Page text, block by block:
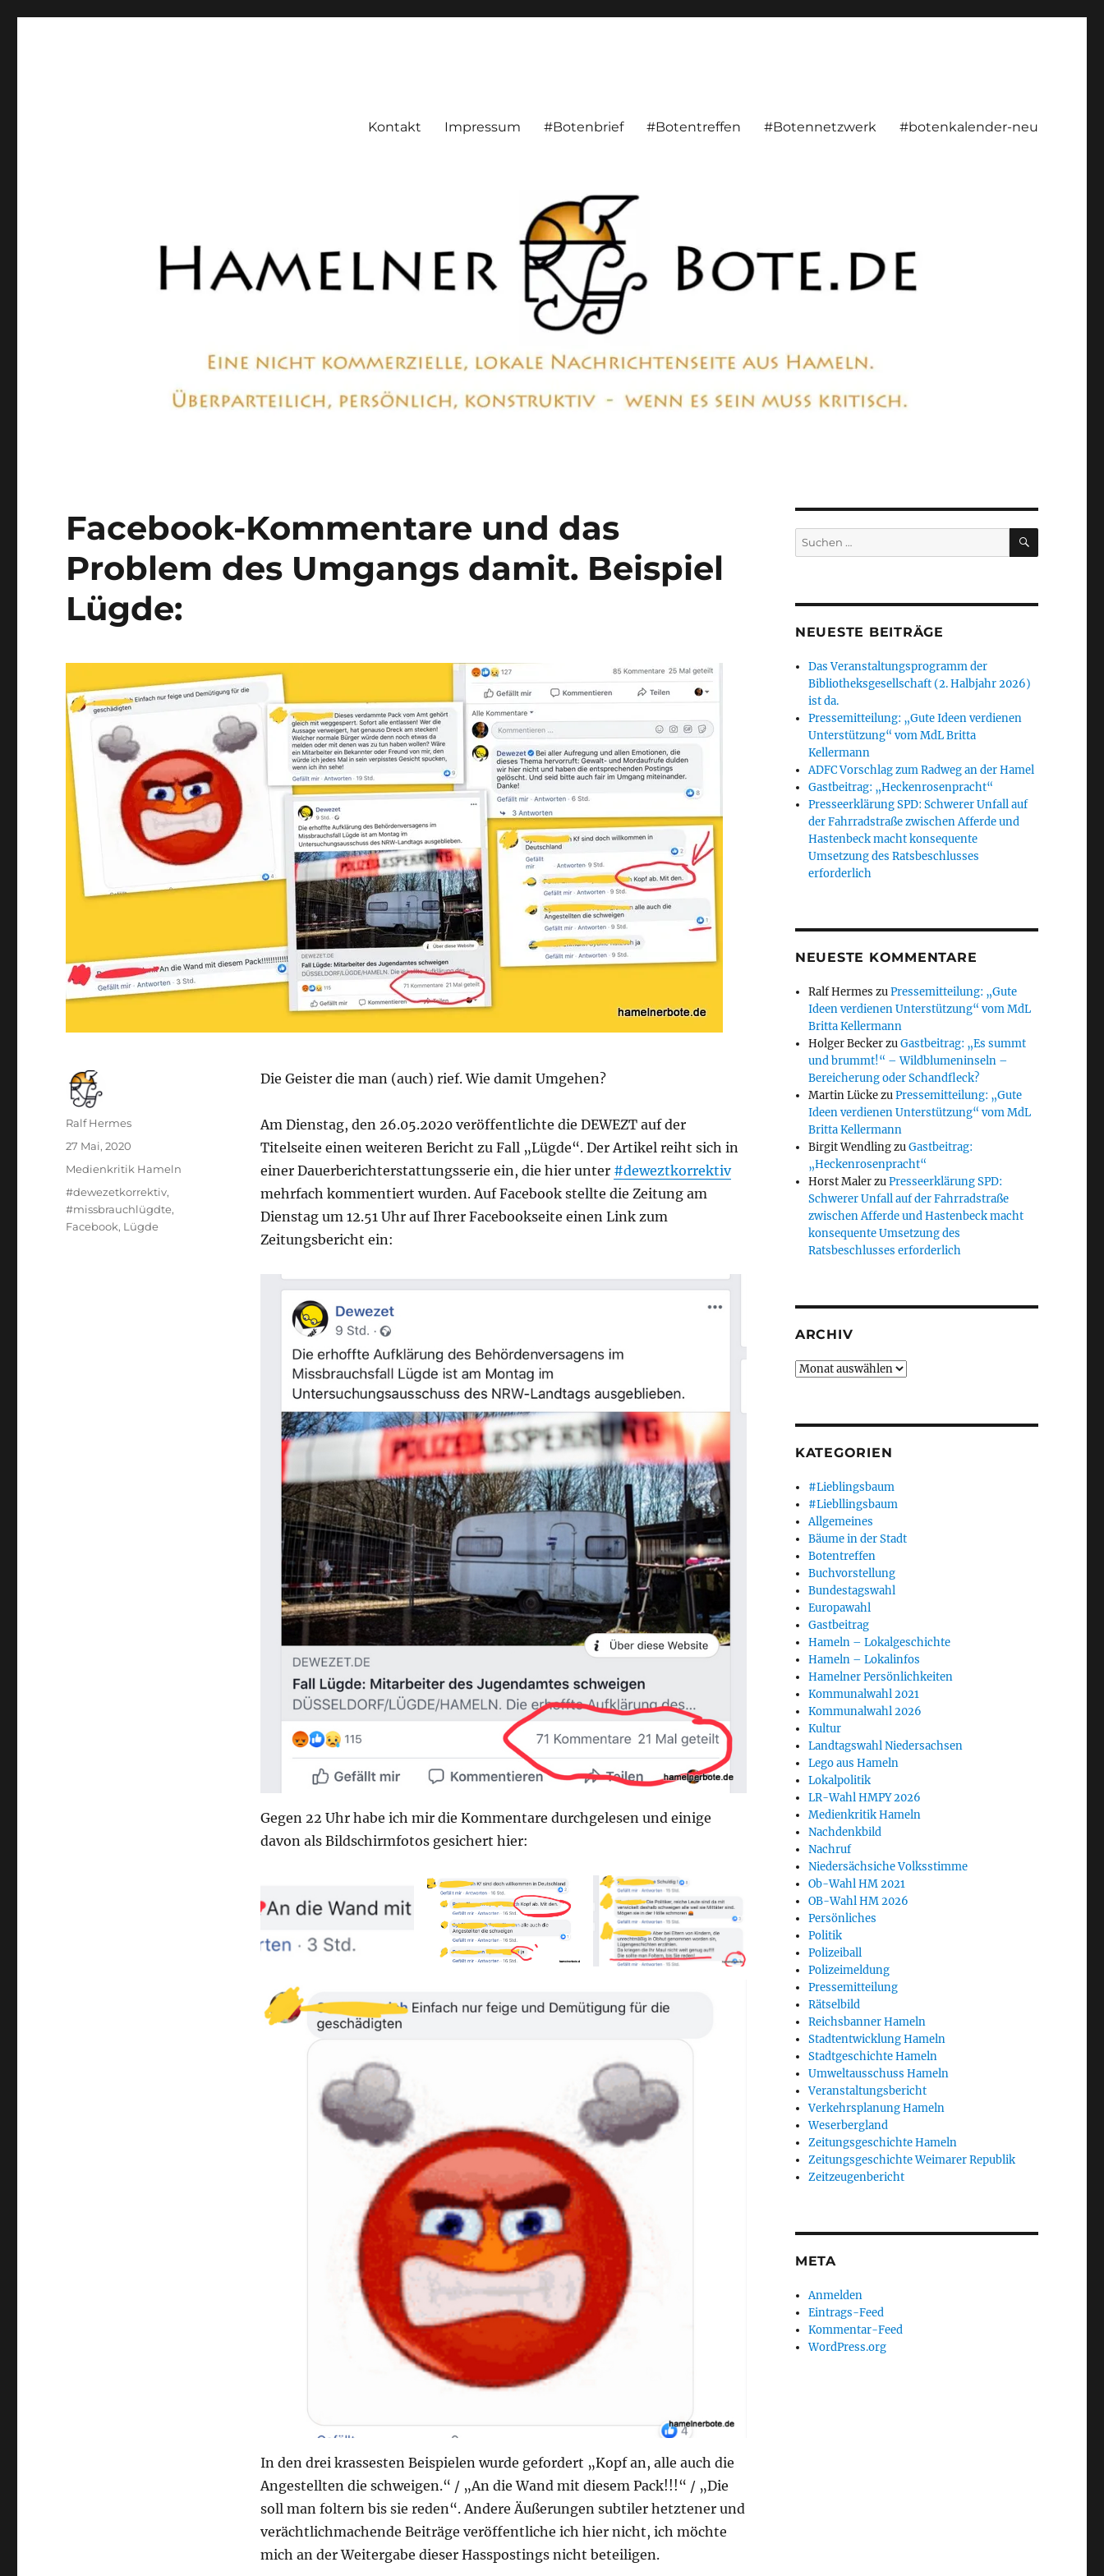
Kontakt Impressum #Botenbrief #Botentreffen #Botennetzwerk #botenkalender-neu
Facebook-Kommentare und das
Problem des Umgangs damit. Beispiel
Lügde:
Die Geister die man (auch) rief. Wie damit Umgehen?
Am Dienstag, den 26.05.2020 veröffentlichte die DEWEZT auf der
Titelseite einen weiteren Bericht zu Fall „Lügde“. Der Artikel reiht sich in
einer Dauerberichterstattungsserie ein, die hier unter #deweztkorrektiv
mehrfach kommentiert wurden. Auf Facebook stellte die Zeitung am
Dienstag um 12.51 Uhr auf Ihrer Facebookseite einen Link zum
Zeitungsbericht ein:
Gegen 22 Uhr habe ich mir die Kommentare durchgelesen und einige
davon als Bildschirmfotos gesichert hier:
In den drei krassesten Beispielen wurde gefordert „Kopf an, alle auch die
Angestellten die schweigen.“ / „An die Wand mit diesem Pack!!!“ / „Die
soll man foltern bis sie reden“. Andere Äußerungen subtiler hetztener und
verächtlichmachende Beiträge veröffentliche ich hier nicht, ich möchte
mich an der Weitergabe dieser Hasspostings nicht beteiligen.
Autor
Ralf Hermes
Veröffentlicht
27 Mai, 2020
Kategorien
Medienkritik Hameln
Schlagwörter
#dewezetkorrektiv,
#missbrauchlügdte,
Facebook, Lügde
Suchen
nach:
SUCHEN
NEUESTE BEITRÄGE
Das Veranstaltungsprogramm der
Bibliotheksgesellschaft (2. Halbjahr 2026)
ist da.
Pressemitteilung: „Gute Ideen verdienen
Unterstützung“ vom MdL Britta
Kellermann
ADFC Vorschlag zum Radweg an der Hamel
Gastbeitrag: „Heckenrosenpracht“
Presseerklärung SPD: Schwerer Unfall auf
der Fahrradstraße zwischen Afferde und
Hastenbeck macht konsequente
Umsetzung des Ratsbeschlusses
erforderlich
NEUESTE KOMMENTARE
Ralf Hermes zuPressemitteilung: „Gute
Ideen verdienen Unterstützung“ vom MdL
Britta Kellermann
Holger BeckerzuGastbeitrag: „Es summt
und brummt!“ – Wildblumeninseln –
Bereicherung oder Schandfleck?
Martin LückezuPressemitteilung: „Gute
Ideen verdienen Unterstützung“ vom MdL
Britta Kellermann
Birgit WendlingzuGastbeitrag:
„Heckenrosenpracht“
Horst MalerzuPresseerklärung SPD:
Schwerer Unfall auf der Fahrradstraße
zwischen Afferde und Hastenbeck macht
konsequente Umsetzung des
Ratsbeschlusses erforderlich
ARCHIV
Archiv
KATEGORIEN
#Lieblingsbaum
#Liebllingsbaum
Allgemeines
Bäume in der Stadt
Botentreffen
Buchvorstellung
Bundestagswahl
Europawahl
Gastbeitrag
Hameln – Lokalgeschichte
Hameln – Lokalinfos
Hamelner Persönlichkeiten
Kommunalwahl 2021
Kommunalwahl 2026
Kultur
Landtagswahl Niedersachsen
Lego aus Hameln
Lokalpolitik
LR-Wahl HMPY 2026
Medienkritik Hameln
Nachdenkbild
Nachruf
Niedersächsiche Volksstimme
Ob-Wahl HM 2021
OB-Wahl HM 2026
Persönliches
Politik
Polizeiball
Polizeimeldung
Pressemitteilung
Rätselbild
Reichsbanner Hameln
Stadtentwicklung Hameln
Stadtgeschichte Hameln
Umweltausschuss Hameln
Veranstaltungsbericht
Verkehrsplanung Hameln
Weserbergland
Zeitungsgeschichte Hameln
Zeitungsgeschichte Weimarer Republik
Zeitzeugenbericht
META
Anmelden
Eintrags-Feed
Kommentar-Feed
WordPress.org